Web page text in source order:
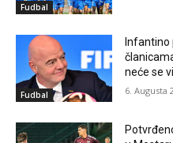
Fudbal
Fudbal
Infantino
neće se
6. Augusta